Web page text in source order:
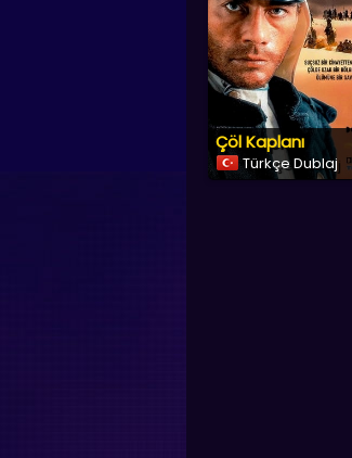
Çöl Kaplanı
Türkçe Dublaj